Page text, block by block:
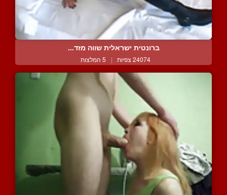
ברונטית ישראלית שווה מזד...
24074 צפיות | 5 המלצות